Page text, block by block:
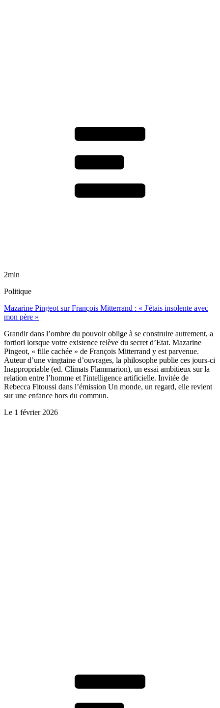
2min
Politique
Mazarine Pingeot sur François Mitterrand : « J'étais insolente avec
mon père »
Grandir dans l’ombre du pouvoir oblige à se construire autrement, a
fortiori lorsque votre existence relève du secret d’Etat. Mazarine
Pingeot, « fille cachée » de François Mitterrand y est parvenue.
Auteur d’une vingtaine d’ouvrages, la philosophe publie ces jours-ci
Inappropriable (ed. Climats Flammarion), un essai ambitieux sur la
relation entre l’homme et l'intelligence artificielle. Invitée de
Rebecca Fitoussi dans l’émission Un monde, un regard, elle revient
sur une enfance hors du commun.
Le 1 février 2026